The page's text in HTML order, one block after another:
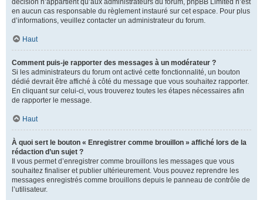
décision n’appartient qu’aux administrateurs du forum, phpBB Limited n’est
en aucun cas responsable du règlement instauré sur cet espace. Pour plus
d’informations, veuillez contacter un administrateur du forum.
Haut
Comment puis-je rapporter des messages à un modérateur ?
Si les administrateurs du forum ont activé cette fonctionnalité, un bouton
dédié devrait être affiché à côté du message que vous souhaitez rapporter.
En cliquant sur celui-ci, vous trouverez toutes les étapes nécessaires afin
de rapporter le message.
Haut
À quoi sert le bouton « Enregistrer comme brouillon » affiché lors de la
rédaction d’un sujet ?
Il vous permet d’enregistrer comme brouillons les messages que vous
souhaitez finaliser et publier ultérieurement. Vous pouvez reprendre les
messages enregistrés comme brouillons depuis le panneau de contrôle de
l’utilisateur.